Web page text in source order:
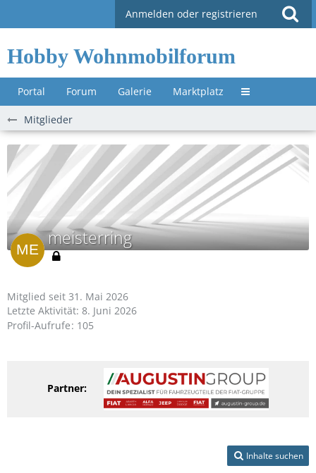
Anmelden oder registrieren
Hobby Wohnmobilforum
Portal Forum Galerie Marktplatz Untermenü »
Mitglieder
meisterring
Mitglied seit 31. Mai 2026
Letzte Aktivität: 8. Juni 2026
Profil-Aufrufe 105
Partner:
Inhalte suchen